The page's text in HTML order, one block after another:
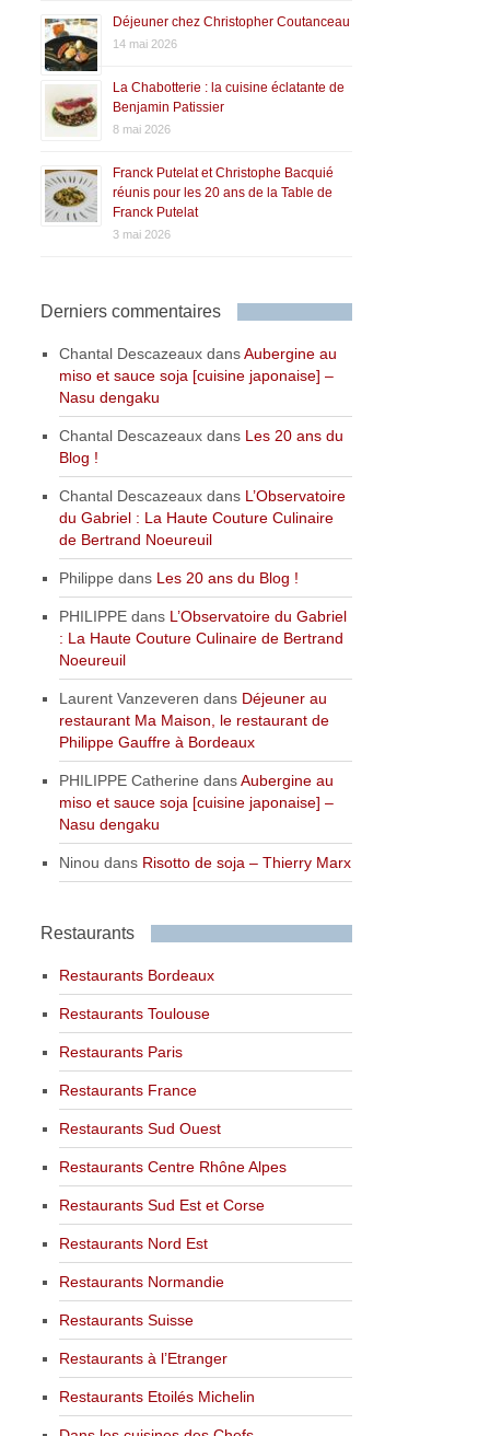
Déjeuner chez Christopher Coutanceau
14 mai 2026
La Chabotterie : la cuisine éclatante de
Benjamin Patissier
8 mai 2026
Franck Putelat et Christophe Bacquié
réunis pour les 20 ans de la Table de
Franck Putelat
3 mai 2026
Derniers commentaires
Chantal Descazeaux dansAubergine au
miso et sauce soja [cuisine japonaise] –
Nasu dengaku
Chantal Descazeaux dans Les 20 ans du
Blog !
Chantal Descazeaux dans L’Observatoire
du Gabriel : La Haute Couture Culinaire
de Bertrand Noeureuil
Philippe dans Les 20 ans du Blog !
PHILIPPE dans L’Observatoire du Gabriel
: La Haute Couture Culinaire de Bertrand
Noeureuil
Laurent Vanzeveren dans Déjeuner au
restaurant Ma Maison, le restaurant de
Philippe Gauffre à Bordeaux
PHILIPPE Catherine dansAubergine au
miso et sauce soja [cuisine japonaise] –
Nasu dengaku
Ninou dans Risotto de soja – Thierry Marx
Restaurants
Restaurants Bordeaux
Restaurants Toulouse
Restaurants Paris
Restaurants France
Restaurants Sud Ouest
Restaurants Centre Rhône Alpes
Restaurants Sud Est et Corse
Restaurants Nord Est
Restaurants Normandie
Restaurants Suisse
Restaurants à l’Etranger
Restaurants Etoilés Michelin